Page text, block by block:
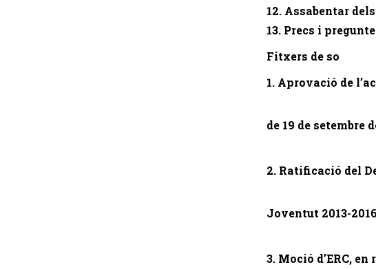
12. Assabentar
13. Precs i
Fitxers de so
1. Aprovació de
de 19 de setembre
2. Ratificació del
Joventut 2013-
3. Moció d’ERC,